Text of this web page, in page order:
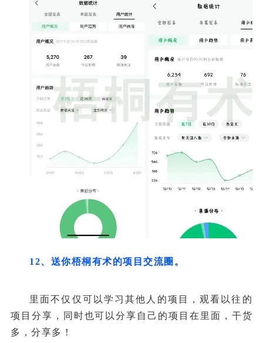
12、送你梧桐有术的项目交流圈。
里面不仅仅可以学习其他人的项目，观看以往的
项目分享，同时也可以分享自己的项目在里面，干货
多，分享多！